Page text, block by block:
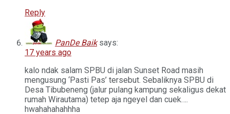
Reply
PanDe Baik says:
17 years ago
kalo ndak salam SPBU di jalan Sunset Road masih
mengusung ‘Pasti Pas’ tersebut. Sebaliknya SPBU di
Desa Tibubeneng (jalur pulang kampung sekaligus dekat
rumah Wirautama) tetep aja ngeyel dan cuek….
hwahahahahhha